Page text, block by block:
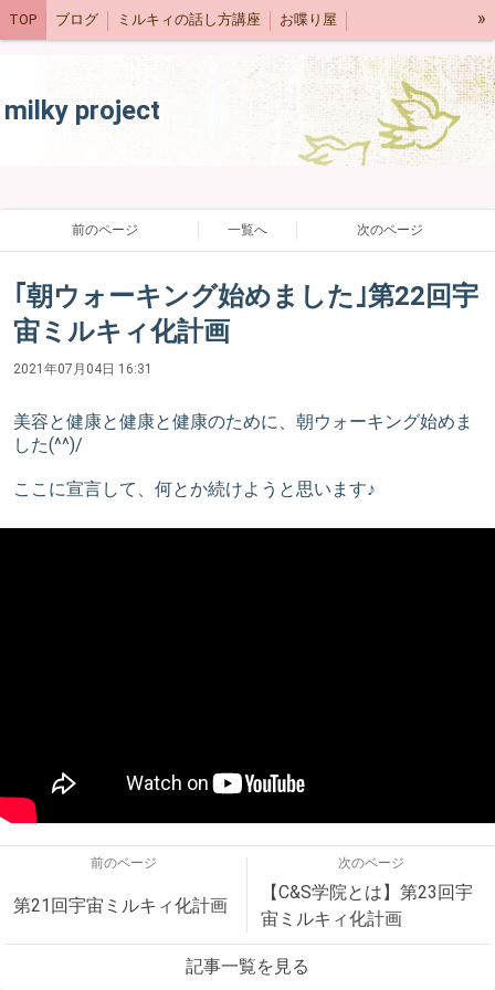
TOP ブログ ミルキィの話し方講座 お喋り屋 »
milky project
前のページ 一覧へ 次のページ
｢朝ウォーキング始めました｣第22回宇
宙ミルキィ化計画
2021年07月04日 16:31
美容と健康と健康と健康のために、朝ウォーキング始めま
した(^^)/
ここに宣言して、何とか続けようと思います♪
前のページ
第21回宇宙ミルキィ化計画
次のページ
【C&S学院とは】第23回宇
宙ミルキィ化計画
記事一覧を見る